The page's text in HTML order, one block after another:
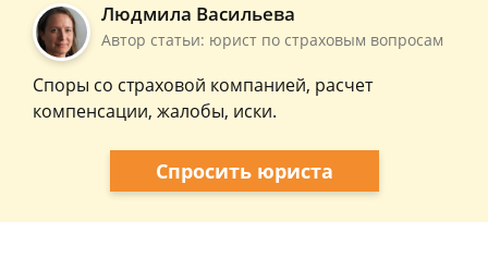
Людмила Васильева
Автор статьи: юрист по страховым вопросам
Споры со страховой компанией, расчет
компенсации, жалобы, иски.
Спросить юриста